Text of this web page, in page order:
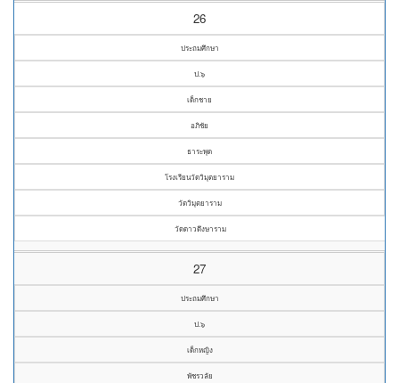
26
ประถมศึกษา
ป.๖
เด็กชาย
อภิชัย
ธาระพุด
โรงเรียนวัดวิมุตยาราม
วัดวิมุตยาราม
วัดดาวดึงษาราม
27
ประถมศึกษา
ป.๖
เด็กหญิง
พัชรวลัย